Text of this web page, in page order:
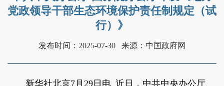
党政领导干部生态环境保护责任制规定（试
行）》
发布时间：2025-07-30 来源：中国政府网
新华社北京7月29日电 近日，中共中央办公厅、